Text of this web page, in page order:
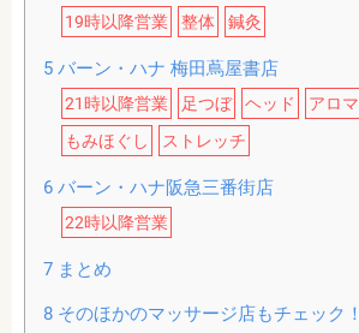
19時以降営業 整体 鍼灸
5バーン・ハナ 梅田蔦屋書店
21時以降営業 足つぼ ヘッド アロマ
もみほぐし
ストレッチ
6バーン・ハナ阪急三番街店
22時以降営業
7まとめ
8そのほかのマッサージ店もチェック！